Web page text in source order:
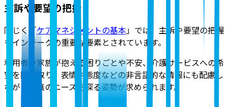
主訴や要望の把握
同じく「ケアマネジメントの基本」では、主訴や要望の把握
もインテークの重要な要素とされています。
利用者や家族が抱える困りごとや不安、介護サービスへの希
望を聞き取り、表情や態度などの非言語的な情報にも配慮し
ながら、真のニーズを探る姿勢が求められます。